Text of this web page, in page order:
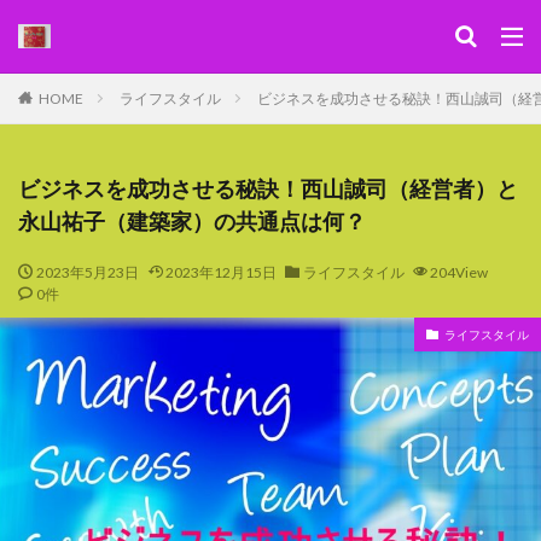
HOME ライフスタイル ビジネスを成功させる秘訣！西山誠司（
ビジネスを成功させる秘訣！西山誠司（経営者）と
永山祐子（建築家）の共通点は何？
2023年5月23日 2023年12月15日 ライフスタイル
204View
0件
ライフスタイル
WEB デザイン SEO
カテゴリー
検索